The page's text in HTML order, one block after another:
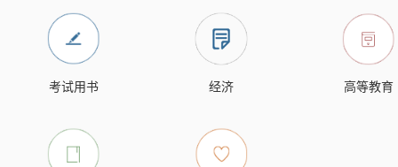
考试用书 经济 高等教育